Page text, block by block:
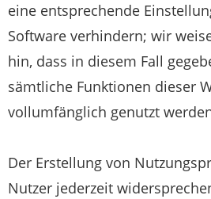
eine entsprechende
Software verhindern; wir
hin, dass in diesem Fall
sämtliche Funktionen dieser
vollumfänglich genutzt
Der Erstellung von
Nutzer jederzeit